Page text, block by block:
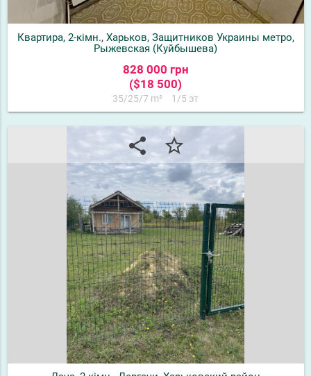
Квартира, 2-кімн., Харьков, Защитников Украины метро,
Рыжевская (Куйбышева)
828 000 грн
($18 500)
35/25/7 m² 1/5 эт
share star_border